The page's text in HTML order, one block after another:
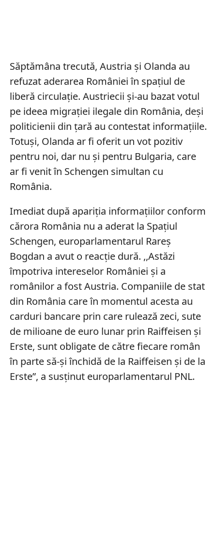
Săptămâna trecută, Austria și Olanda au
refuzat aderarea României în spațiul de
liberă circulație. Austriecii și-au bazat votul
pe ideea migrației ilegale din România, deși
politicienii din țară au contestat informațiile.
Totuși, Olanda ar fi oferit un vot pozitiv
pentru noi, dar nu și pentru Bulgaria, care
ar fi venit în Schengen simultan cu
România.
Imediat după apariția informațiilor conform
cărora România nu a aderat la Spațiul
Schengen, europarlamentarul Rareș
Bogdan a avut o reacție dură. ,,Astăzi
împotriva intereselor României și a
românilor a fost Austria. Companiile de stat
din România care în momentul acesta au
carduri bancare prin care rulează zeci, sute
de milioane de euro lunar prin Raiffeisen și
Erste, sunt obligate de către fiecare român
în parte să-și închidă de la Raiffeisen și de la
Erste”, a susținut europarlamentarul PNL.